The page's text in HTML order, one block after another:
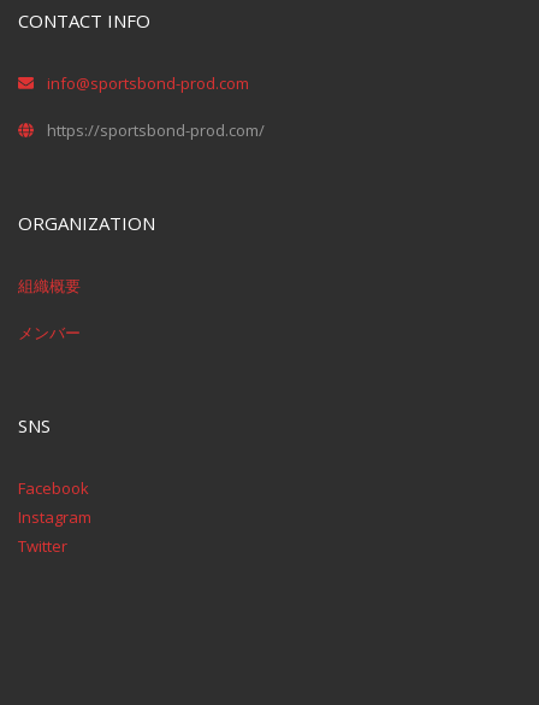
CONTACT INFO
info@sportsbond-prod.com
https://sportsbond-prod.com/
ORGANIZATION
組織概要
メンバー
SNS
Facebook
Instagram
Twitter